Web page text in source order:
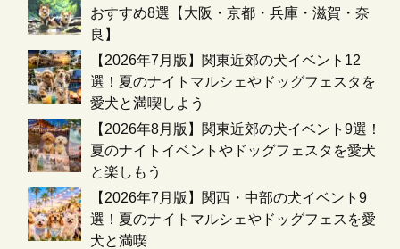
おすすめ8選【大阪・京都・兵庫・滋賀・奈
良】
【2026年7月版】関東近郊の犬イベント12
選！夏のナイトマルシェやドッグフェスタを
愛犬と満喫しよう
【2026年8月版】関東近郊の犬イベント9選！
夏のナイトイベントやドッグフェスタを愛犬
と楽しもう
【2026年7月版】関西・中部の犬イベント9
選！夏のナイトマルシェやドッグフェスを愛
犬と満喫